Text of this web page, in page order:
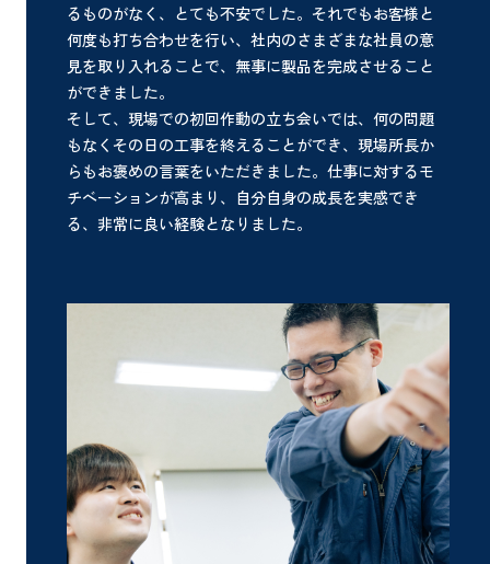
るものがなく、とても不安でした。それでもお客様と
何度も打ち合わせを行い、社内のさまざまな社員の意
見を取り入れることで、無事に製品を完成させること
ができました。
そして、現場での初回作動の立ち会いでは、何の問題
もなくその日の工事を終えることができ、現場所長か
らもお褒めの言葉をいただきました。仕事に対するモ
チベーションが高まり、自分自身の成長を実感でき
る、非常に良い経験となりました。